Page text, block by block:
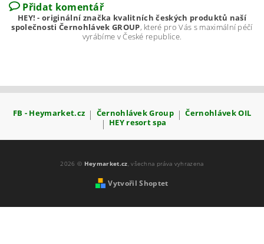
Přidat komentář
HEY! - originální značka kvalitních českých produktů naší
společnosti Černohlávek GROUP, které pro Vás s maximální péčí
vyrábíme v České republice.
FB - Heymarket.cz | Černohlávek Group | Černohlávek OIL
| HEY resort spa
2026 © Heymarket.cz, všechna práva vyhrazena
Vytvořil Shoptet